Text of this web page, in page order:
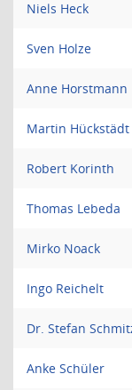
Niels Heck
Sven Holze
Anne Horstmann
Martin Hückstädt
Robert Korinth
Thomas Lebeda
Mirko Noack
Ingo Reichelt
Dr. Stefan
Anke Schüler